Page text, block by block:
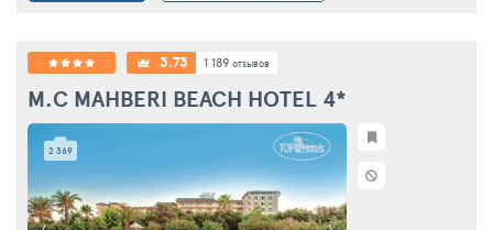
2 369
3.73 1 189 отзывов
M.C MAHBERI BEACH HOTEL 4*